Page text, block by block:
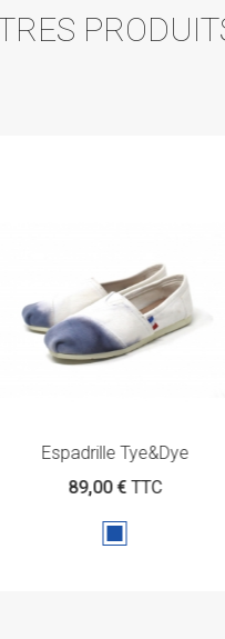
Espadrille Tye&dye
89,00 € TTC
Marine